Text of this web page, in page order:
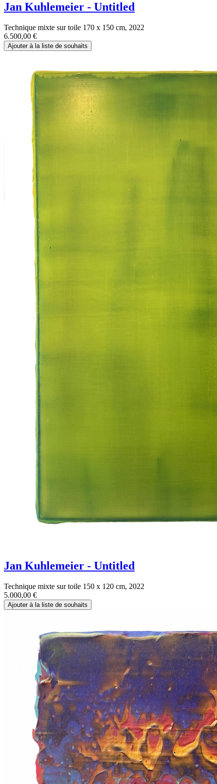
Jan Kuhlemeier - Untitled
Technique mixte sur toile 170 x 150 cm, 2022
6.500,00 €
Ajouter à la liste de souhaits
Jan Kuhlemeier - Untitled
Technique mixte sur toile 150 x 120 cm, 2022
5.000,00 €
Ajouter à la liste de souhaits